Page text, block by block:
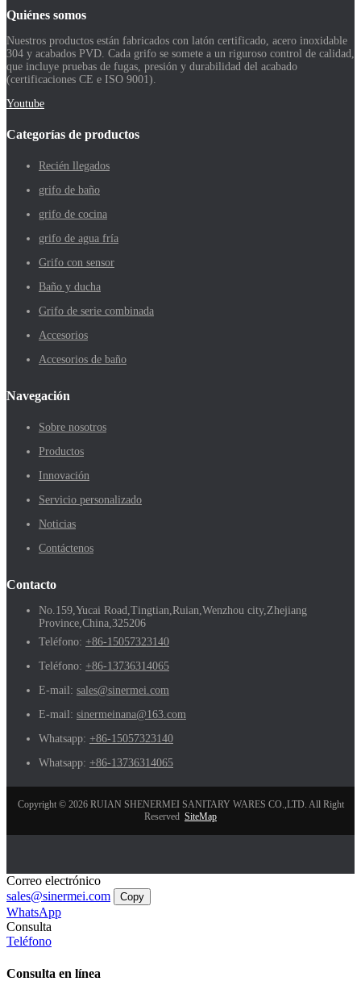
Quiénes somos
Nuestros productos están fabricados con latón certificado, acero inoxidable
304 y acabados PVD. Cada grifo se somete a un riguroso control de calidad,
que incluye pruebas de fugas, presión y durabilidad del acabado
(certificaciones CE e ISO 9001).
Youtube
Categorías de productos
Recién llegados
grifo de baño
grifo de cocina
grifo de agua fría
Grifo con sensor
Baño y ducha
Grifo de serie combinada
Accesorios
Accesorios de baño
Navegación
Sobre nosotros
Productos
Innovación
Servicio personalizado
Noticias
Contáctenos
Contacto
No.159,Yucai Road,Tingtian,Ruian,Wenzhou city,Zhejiang
Province,China,325206
Teléfono: +86-15057323140
Teléfono: +86-13736314065
E-mail: sales@sinermei.com
E-mail: sinermeinana@163.com
Whatsapp: +86-15057323140
Whatsapp: +86-13736314065
Copyright © 2026 RUIAN SHENERMEI SANITARY WARES CO.,LTD. All Right
Reserved SiteMap
Correo electrónico
sales@sinermei.com
Copy
WhatsApp
Consulta
Teléfono
Consulta en línea